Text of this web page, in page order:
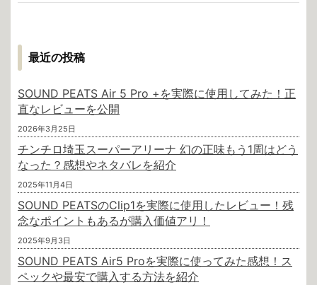
最近の投稿
SOUND PEATS Air 5 Pro +を実際に使用してみた！正
直なレビューを公開
2026年3月25日
チンチロ埼玉スーパーアリーナ 幻の正味もう1周はどう
なった？感想やネタバレを紹介
2025年11月4日
SOUND PEATSのClip1を実際に使用したレビュー！残
念なポイントもあるが購入価値アリ！
2025年9月3日
SOUND PEATS Air5 Proを実際に使ってみた感想！ス
ペックや最安で購入する方法を紹介